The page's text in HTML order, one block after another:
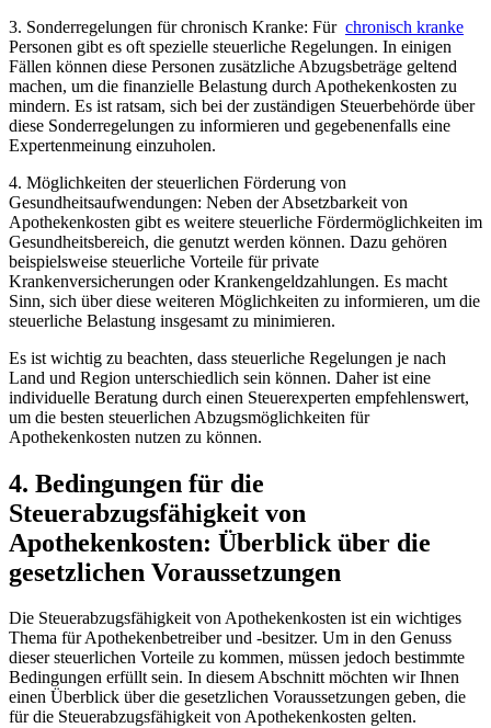
3. Sonderregelungen für chronisch Kranke: Für ‌ chronisch ‌kranke
Personen gibt es⁣ oft spezielle‌ steuerliche Regelungen. In⁤ einigen
Fällen​ können diese⁢ Personen‌ zusätzliche Abzugsbeträge geltend
machen, um die finanzielle Belastung durch Apothekenkosten zu
mindern. Es ist ratsam, sich bei der zuständigen Steuerbehörde über
diese Sonderregelungen⁣ zu informieren​ und gegebenenfalls eine
Expertenmeinung einzuholen.
4. Möglichkeiten der‌ steuerlichen Förderung von
Gesundheitsaufwendungen: Neben der Absetzbarkeit von
Apothekenkosten gibt es weitere steuerliche Fördermöglichkeiten im
Gesundheitsbereich, die genutzt werden können. Dazu gehören
beispielsweise steuerliche Vorteile für private
Krankenversicherungen oder Krankengeldzahlungen. Es macht
Sinn, sich über diese⁢ weiteren Möglichkeiten zu informieren, um‍ die
steuerliche Belastung insgesamt zu minimieren.
Es ist wichtig zu beachten, dass⁢ steuerliche Regelungen⁣ je nach
Land und Region unterschiedlich sein können.⁢ Daher ist eine
individuelle Beratung durch einen Steuerexperten ⁣empfehlenswert,
um ‌die besten‍ steuerlichen Abzugsmöglichkeiten für
‌Apothekenkosten nutzen zu können.
4. Bedingungen für die
Steuerabzugsfähigkeit ‍von
Apothekenkosten: Überblick über die
gesetzlichen Voraussetzungen
Die Steuerabzugsfähigkeit⁣ von Apothekenkosten ist ein wichtiges
⁤Thema für Apothekenbetreiber ​und -besitzer. Um in den Genuss ​
dieser steuerlichen Vorteile zu kommen, müssen jedoch bestimmte
Bedingungen erfüllt sein.⁢ In diesem Abschnitt möchten wir Ihnen
einen Überblick über die ⁢gesetzlichen Voraussetzungen geben, die
für die Steuerabzugsfähigkeit von Apothekenkosten gelten.